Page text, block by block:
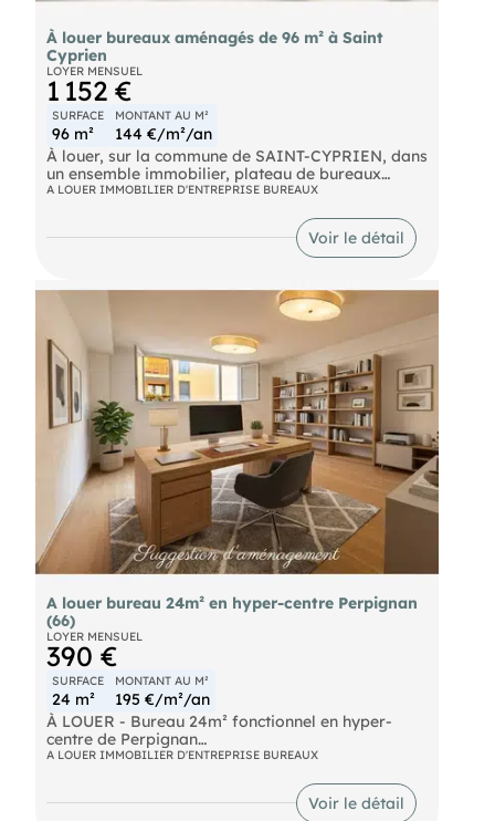
À louer bureaux aménagés de 96 m² à Saint
Cyprien
LOYER MENSUEL
1 152 €
SURFACE
96 m²
MONTANT AU M²
144 €/m²/an
À louer, sur la commune de SAINT-CYPRIEN, dans
un ensemble immobilier, plateau de bureaux
aménagé d'une surface d'environ 96 m².
d'autres biens, rendez-vous sur notre site !
A LOUER IMMOBILIER D'ENTREPRISE BUREAUX
Voir le détail
A louer bureau 24m² en hyper-centre Perpignan
(66)
LOYER MENSUEL
390 €
SURFACE
24 m²
MONTANT AU M²
195 €/m²/an
À LOUER - Bureau 24m² fonctionnel en hyper-
centre de Perpignan
artisans ou espaces de coworking
A LOUER IMMOBILIER D'ENTREPRISE BUREAUX
Voir le détail